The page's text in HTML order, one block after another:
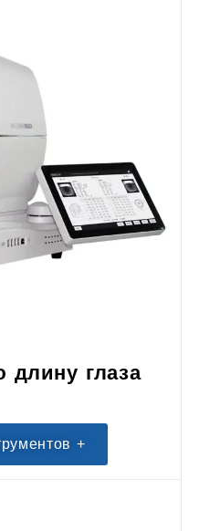
длину глаза
+